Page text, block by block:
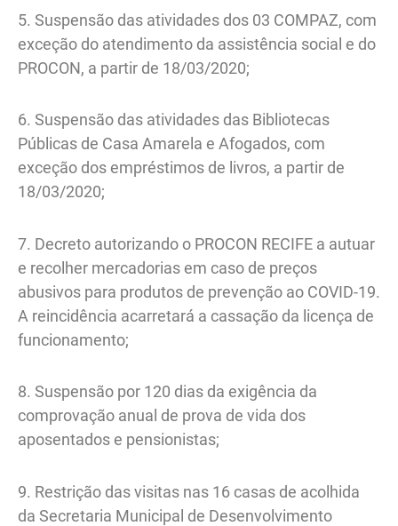
5. Suspensão das atividades dos 03 COMPAZ, com
exceção do atendimento da assistência social e do
PROCON, a partir de 18/03/2020;
6. Suspensão das atividades das Bibliotecas
Públicas de Casa Amarela e Afogados, com
exceção dos empréstimos de livros, a partir de
18/03/2020;
7. Decreto autorizando o PROCON RECIFE a autuar
e recolher mercadorias em caso de preços
abusivos para produtos de prevenção ao COVID-19.
A reincidência acarretará a cassação da licença de
funcionamento;
8. Suspensão por 120 dias da exigência da
comprovação anual de prova de vida dos
aposentados e pensionistas;
9. Restrição das visitas nas 16 casas de acolhida
da Secretaria Municipal de Desenvolvimento